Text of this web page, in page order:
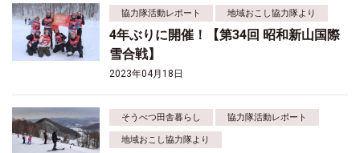
協力隊活動レポート 地域おこし協力隊より
4年ぶりに開催！【第34回 昭和新山国際
雪合戦】
2023年04月18日
そうべつ田舎暮らし 協力隊活動レポート
地域おこし協力隊より